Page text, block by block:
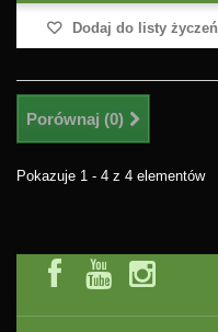
Dodaj do listy życzeń
Porównaj (0)
Pokazuje 1 - 4 z 4 elementów